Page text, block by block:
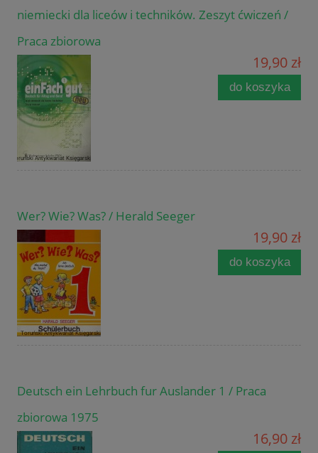
niemiecki dla liceów i techników. Zeszyt ćwiczeń /
Praca zbiorowa
19,90 zł
do koszyka
Wer? Wie? Was? / Herald Seeger
19,90 zł
do koszyka
Deutsch ein Lehrbuch fur Auslander 1 / Praca
zbiorowa 1975
16,90 zł